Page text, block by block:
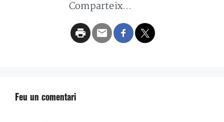
Comparteix...
Feu un comentari